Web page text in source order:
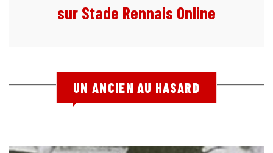
sur Stade Rennais Online
UN ANCIEN AU HASARD